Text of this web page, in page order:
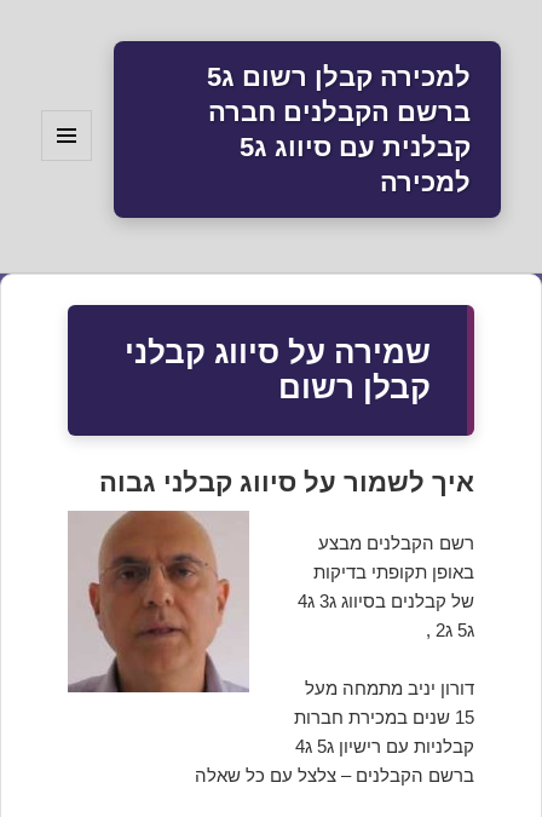
למכירה קבלן רשום ג5
ברשם הקבלנים חברה
קבלנית עם סיווג ג5
למכירה
שמירה על סיווג קבלני
קבלן רשום
איך לשמור על סיווג קבלני גבוה
רשם הקבלנים מבצע
באופן תקופתי בדיקות
של קבלנים בסיווג ג3 ג4
ג5 ג2 ,
דורון יניב מתמחה מעל
15 שנים במכירת חברות
קבלניות עם רישיון ג5 ג4
ברשם הקבלנים – צלצל עם כל שאלה